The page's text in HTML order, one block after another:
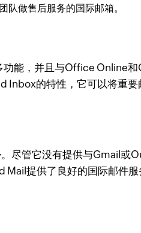
做售后服务的国际邮箱。
，并且与Office Online和
的特性，它可以将重要
。尽管它没有提供与Gmail或
提供了良好的国际邮件服